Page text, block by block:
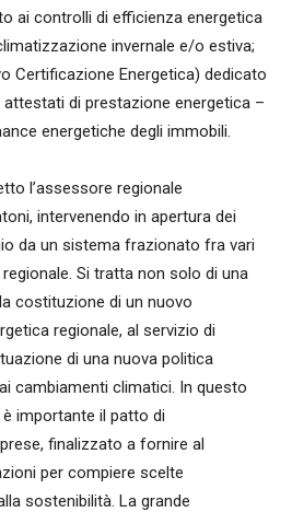
ai controlli di efficienza energetica
invernale e/o estiva;
Certificazione Energetica) dedicato
attestati di prestazione energetica –
energetiche degli immobili.
l’assessore regionale
intervenendo in apertura dei
da un sistema frazionato fra vari
Si tratta non solo di una
costituzione di un nuovo
regionale, al servizio di
di una nuova politica
cambiamenti climatici. In questo
importante il patto di
finalizzato a fornire al
per compiere scelte
sostenibilità. La grande